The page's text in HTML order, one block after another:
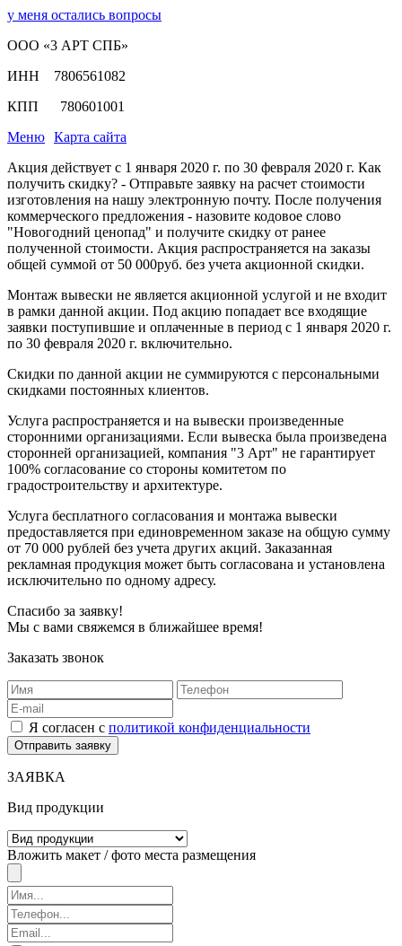
у меня остались вопросы
ООО «3 АРТ СПБ»
ИНН 7806561082
КПП 780601001
Меню Карта сайта
Акция действует с 1 января 2020 г. по 30 февраля 2020 г. Как
получить скидку? - Отправьте заявку на расчет стоимости
изготовления на нашу электронную почту. После получения
коммерческого предложения - назовите кодовое слово
"Новогодний ценопад" и получите скидку от ранее
полученной стоимости. Акция распространяется на заказы
общей суммой от 50 000руб. без учета акционной скидки.
Монтаж вывески не является акционной услугой и не входит
в рамки данной акции. Под акцию попадает все входящие
заявки поступившие и оплаченные в период с 1 января 2020 г.
по 30 февраля 2020 г. включительно.
Скидки по данной акции не суммируются с персональными
скидками постоянных клиентов.
Услуга распространяется и на вывески произведенные
сторонними организациями. Если вывеска была произведена
сторонней организацией, компания "3 Арт" не гарантирует
100% согласование со стороны комитетом по
градостроительству и архитектуре.
Услуга бесплатного согласования и монтажа вывески
предоставляется при единовременном заказе на общую сумму
от 70 000 рублей без учета других акций. Заказанная
рекламная продукция может быть согласована и установлена
исключительно по одному адресу.
Спасибо за заявку!
Мы с вами свяжемся в ближайшее время!
Заказать звонок
Я согласен с политикой конфиденциальности
ЗАЯВКА
Вид продукции
Вложить макет / фото места размещения